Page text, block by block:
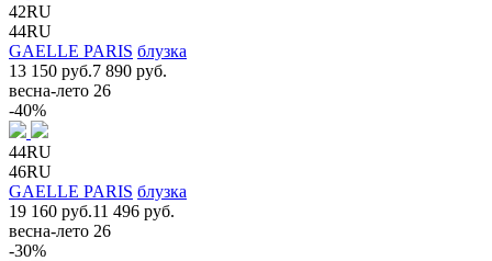
42RU
44RU
GAELLE PARIS блузка
13 150 руб.7 890 руб.
весна-лето 26
-40%
44RU
46RU
GAELLE PARIS блузка
19 160 руб.11 496 руб.
весна-лето 26
-30%